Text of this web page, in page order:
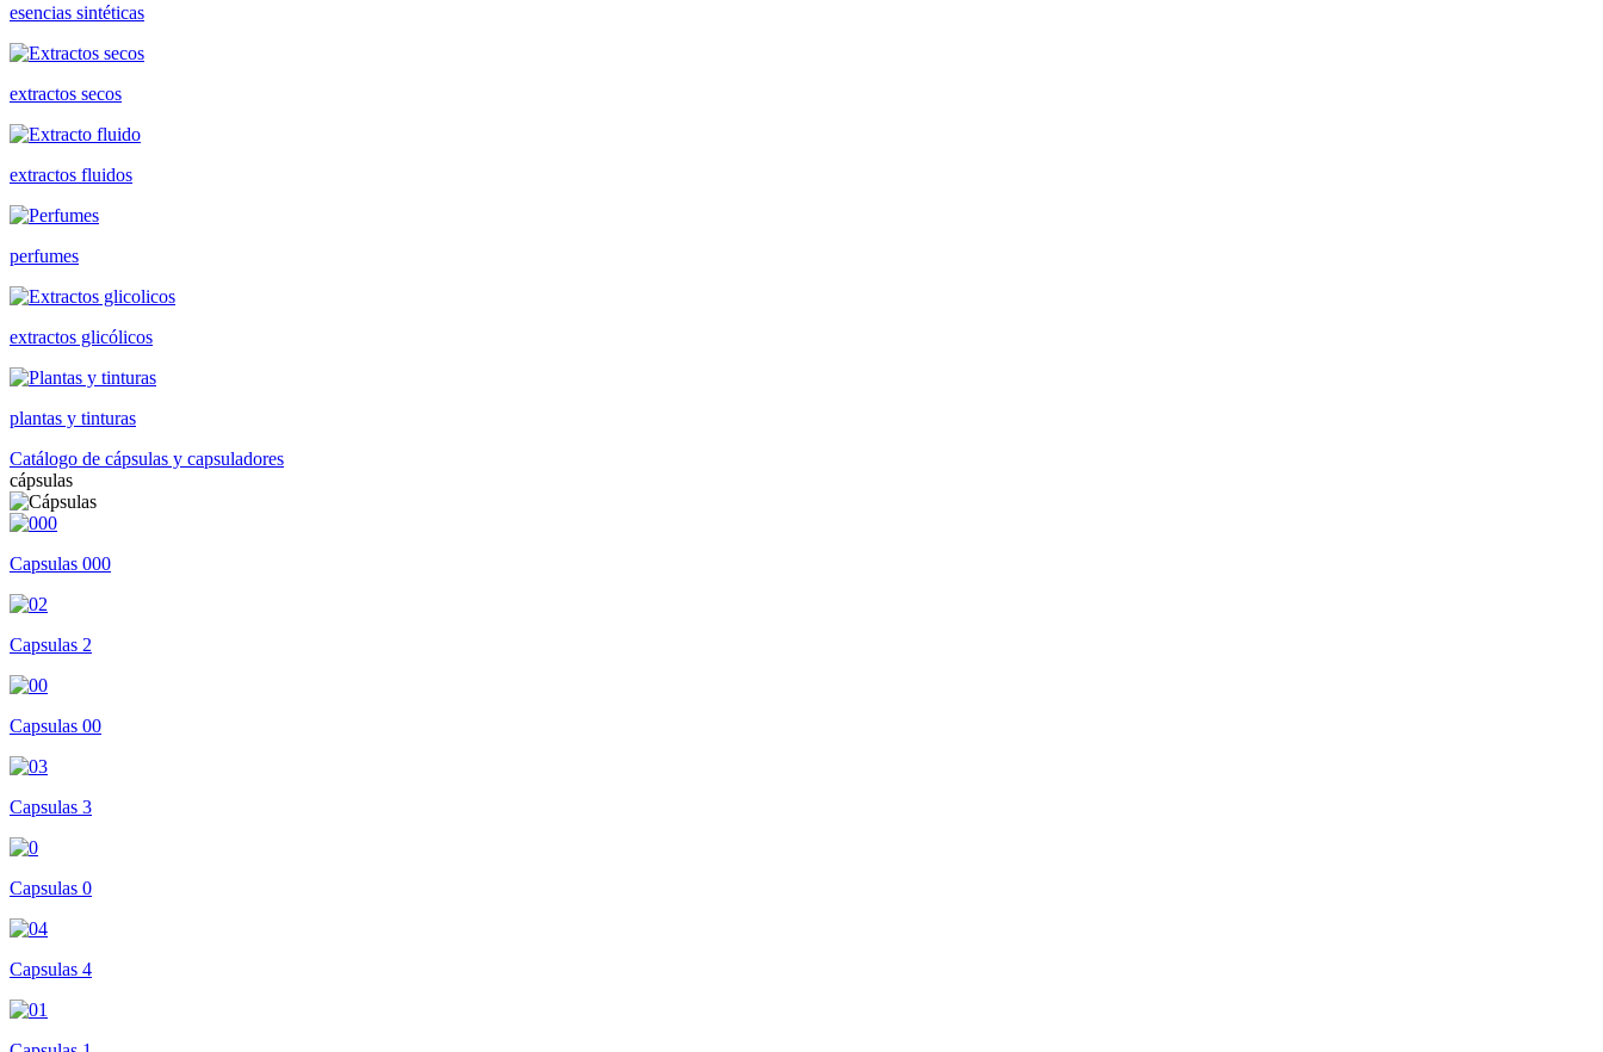
esencias sintéticas
extractos secos
extractos fluidos
perfumes
extractos glicólicos
plantas y tinturas
Catálogo de cápsulas y capsuladores
cápsulas
Capsulas 000
Capsulas 2
Capsulas 00
Capsulas 3
Capsulas 0
Capsulas 4